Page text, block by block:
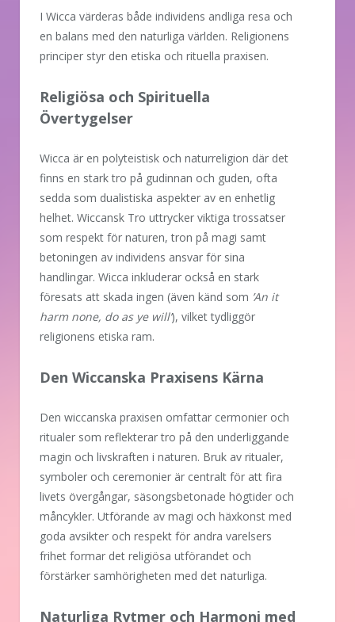
I Wicca värderas både individens andliga resa och
en balans med den naturliga världen. Religionens
principer styr den etiska och rituella praxisen.
Religiösa och Spirituella
Övertygelser
Wicca är en polyteistisk och naturreligion där det
finns en stark tro på gudinnan och guden, ofta
sedda som dualistiska aspekter av en enhetlig
helhet. Wiccansk Tro uttrycker viktiga trossatser
som respekt för naturen, tron på magi samt
betoningen av individens ansvar för sina
handlingar. Wicca inkluderar också en stark
föresats att skada ingen (även känd som ’An it
harm none, do as ye will’), vilket tydliggör
religionens etiska ram.
Den Wiccanska Praxisens Kärna
Den wiccanska praxisen omfattar cermonier och
ritualer som reflekterar tro på den underliggande
magin och livskraften i naturen. Bruk av ritualer,
symboler och ceremonier är centralt för att fira
livets övergångar, säsongsbetonade högtider och
måncykler. Utförande av magi och häxkonst med
goda avsikter och respekt för andra varelsers
frihet formar det religiösa utförandet och
förstärker samhörigheten med det naturliga.
Naturliga Rytmer och Harmoni med